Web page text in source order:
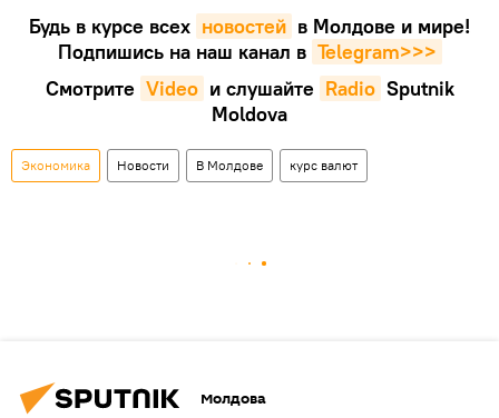
Будь в курсе всех новостей в Молдове и мире!
Подпишись на наш канал в Telegram>>>
Смотрите Video и слушайте Radio Sputnik
Moldova
Экономика Новости В Молдове курс валют
Молдова